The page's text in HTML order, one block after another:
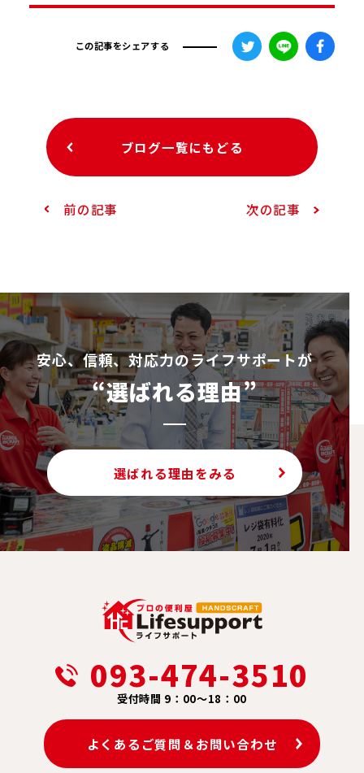
この記事をシェアする
前の記事
ブログ一覧にもどる
次の記事
安⼼、信頼、対応⼒のライフサポートが
“選ばれる理由”
選ばれる理由をみる
093-474-3510
受付時間 9：00～18：00
よくあるご質問＆お問い合わせ